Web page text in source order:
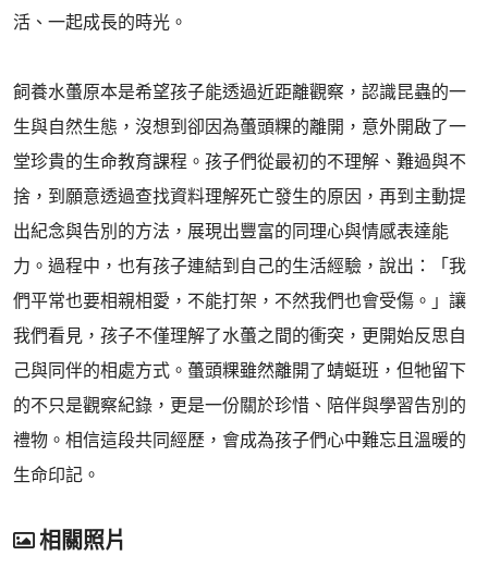
活、一起成長的時光。
飼養水蠆原本是希望孩子能透過近距離觀察，認識昆蟲的一
生與自然生態，沒想到卻因為蠆頭粿的離開，意外開啟了一
堂珍貴的生命教育課程。孩子們從最初的不理解、難過與不
捨，到願意透過查找資料理解死亡發生的原因，再到主動提
出紀念與告別的方法，展現出豐富的同理心與情感表達能
力。過程中，也有孩子連結到自己的生活經驗，說出：「我
們平常也要相親相愛，不能打架，不然我們也會受傷。」讓
我們看見，孩子不僅理解了水蠆之間的衝突，更開始反思自
己與同伴的相處方式。蠆頭粿雖然離開了蜻蜓班，但牠留下
的不只是觀察紀錄，更是一份關於珍惜、陪伴與學習告別的
禮物。相信這段共同經歷，會成為孩子們心中難忘且溫暖的
生命印記。
相關照片